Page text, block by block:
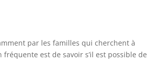
par les familles qui cherchent à
est de savoir s’il est possible de